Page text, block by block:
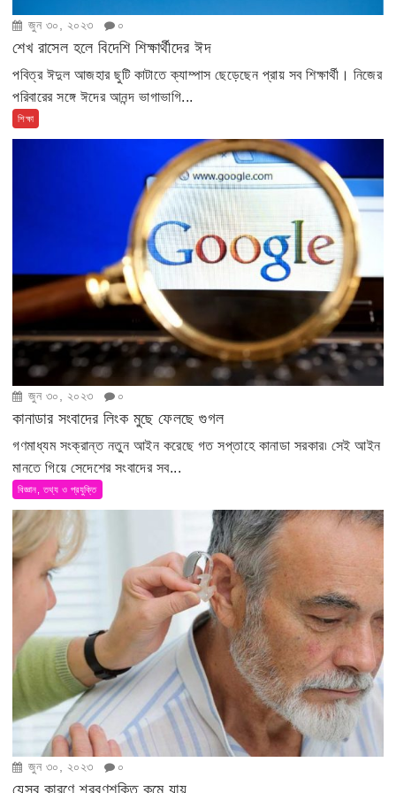
জুন ৩০, ২০২৩ ০
শেখ রাসেল হলে বিদেশি শিক্ষার্থীদের ঈদ
পবিত্র ঈদুল আজহার ছুটি কাটাতে ক্যাম্পাস ছেড়েছেন প্রায় সব শিক্ষার্থী। নিজের
পরিবারের সঙ্গে ঈদের আনন্দ ভাগাভাগি...
শিক্ষা
জুন ৩০, ২০২৩ ০
কানাডার সংবাদের লিংক মুছে ফেলছে গুগল
গণমাধ্যম সংক্রান্ত নতুন আইন করেছে গত সপ্তাহে কানাডা সরকার৷ সেই আইন
মানতে গিয়ে সেদেশের সংবাদের সব...
বিজ্ঞান, তথ্য ও প্রযুক্তি
জুন ৩০, ২০২৩ ০